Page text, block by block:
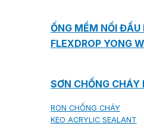
ỐNG MỀM NỐI ĐẦU
FLEXDROP YONG
SƠN CHỐNG CHÁY
RON CHỐNG CHÁY
KEO ACRYLIC SEALANT